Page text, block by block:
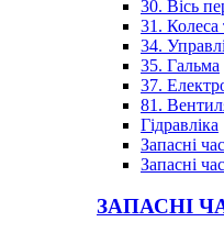
30. Вісь
31.
34.
35. Гальма
37.
81.
Гідравліка
Запасні
Запасні
ЗАПАСНІ